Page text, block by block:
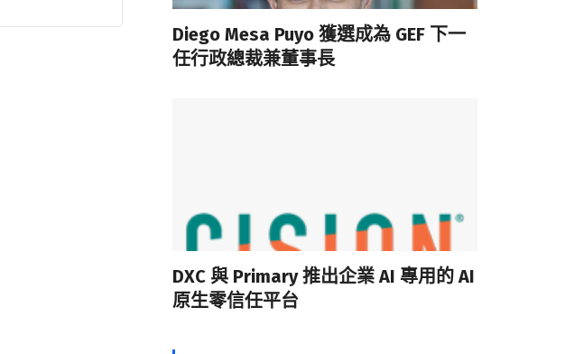
Diego Mesa Puyo 獲選成為 GEF 下一
任行政總裁兼董事長
DXC 與 Primary 推出企業 AI 專用的 AI
原生零信任平台